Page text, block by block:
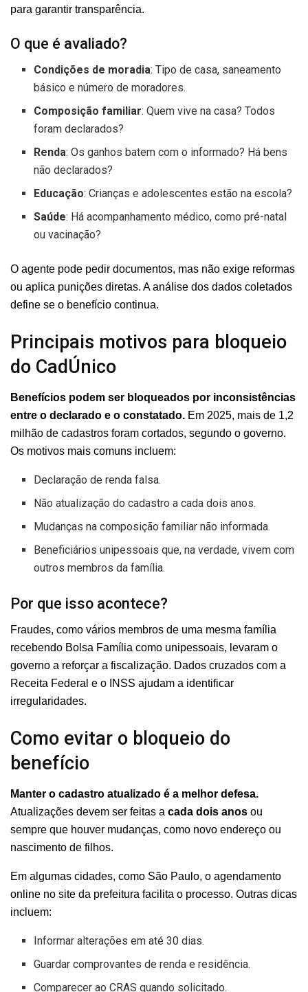
para garantir transparência.
O que é avaliado?
Condições de moradia: Tipo de casa, saneamento
básico e número de moradores.
Composição familiar: Quem vive na casa? Todos
foram declarados?
Renda: Os ganhos batem com o informado? Há bens
não declarados?
Educação: Crianças e adolescentes estão na escola?
Saúde: Há acompanhamento médico, como pré-natal
ou vacinação?
O agente pode pedir documentos, mas não exige reformas
ou aplica punições diretas. A análise dos dados coletados
define se o benefício continua.
Principais motivos para bloqueio
do CadÚnico
Benefícios podem ser bloqueados por inconsistências
entre o declarado e o constatado. Em 2025, mais de 1,2
milhão de cadastros foram cortados, segundo o governo.
Os motivos mais comuns incluem:
Declaração de renda falsa.
Não atualização do cadastro a cada dois anos.
Mudanças na composição familiar não informada.
Beneficiários unipessoais que, na verdade, vivem com
outros membros da família.
Por que isso acontece?
Fraudes, como vários membros de uma mesma família
recebendo Bolsa Família como unipessoais, levaram o
governo a reforçar a fiscalização. Dados cruzados com a
Receita Federal e o INSS ajudam a identificar
irregularidades.
Como evitar o bloqueio do
benefício
Manter o cadastro atualizado é a melhor defesa.
Atualizações devem ser feitas a cada dois anos ou
sempre que houver mudanças, como novo endereço ou
nascimento de filhos.
Em algumas cidades, como São Paulo, o agendamento
online no site da prefeitura facilita o processo. Outras dicas
incluem:
Informar alterações em até 30 dias.
Guardar comprovantes de renda e residência.
Comparecer ao CRAS quando solicitado.